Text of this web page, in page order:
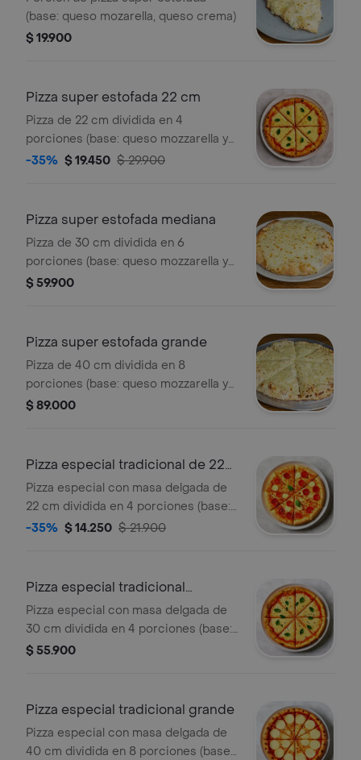
(base: queso mozarella, queso crema)
$ 19.900
Pizza super estofada 22 cm
Pizza de 22 cm dividida en 4
porciones (base: queso mozzarella y
queso crema)
-35% $ 19.450 $ 29.900
Pizza super estofada mediana
Pizza de 30 cm dividida en 6
porciones (base: queso mozzarella y
queso crema)
$ 59.900
Pizza super estofada grande
Pizza de 40 cm dividida en 8
porciones (base: queso mozzarella y
queso crema)
$ 89.000
Pizza especial tradicional de 22
cm
Pizza especial con masa delgada de
22 cm dividida en 4 porciones (base:
queso mozzarella)
-35% $ 14.250 $ 21.900
Pizza especial tradicional
mediana
Pizza especial con masa delgada de
30 cm dividida en 4 porciones (base:
queso mozzarella)
$ 55.900
Pizza especial tradicional grande
Pizza especial con masa delgada de
40 cm dividida en 8 porciones (base: